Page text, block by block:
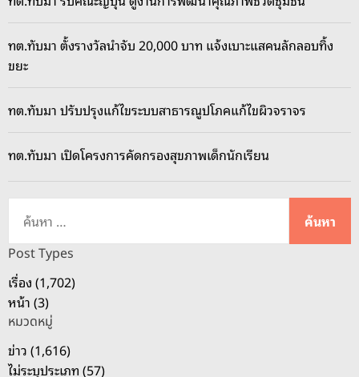
ท
ธิ
เ
อ
ก
อ
น
บ
า
วั
น
ฉ
ลิ
ม
ร
ทต.ทับมา ตั้งรางวัลนำจับ 20,000 บาท แจ้งเบาะแสคนลักลอบทิ้ง
ขยะ
ทต.ทับมา ปรับปรุงแก้ไขระบบสาธารณูปโภคแก้ไขผิวจราจร
ทต.ทับมา เปิดโครงการคัดกรองสุขภาพเด็กนักเรียน
ห
สำ
ห
รั
บ
:
Post Types
เรื่อง (1,702)
หน้า (3)
หมวดหมู่
ข่าว (1,616)
ไม่ระบุประเภท (57)